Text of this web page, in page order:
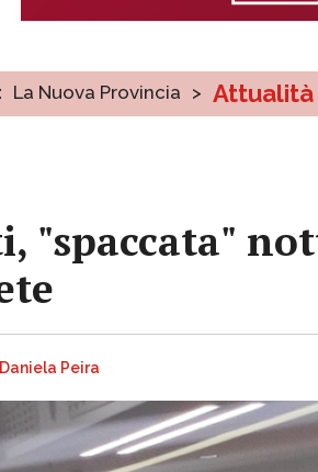
La Nuova Provincia > Attualità
"spaccata"
Daniela Peira